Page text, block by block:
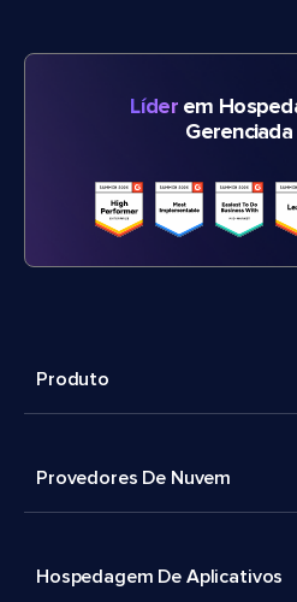
Líderem
Gerenciada
Produto
Provedores De Nuvem
Hospedagem De Aplicativos